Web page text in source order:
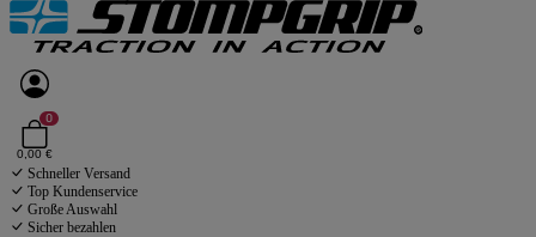
0
0,00 €
Schneller Versand
Top Kundenservice
Große Auswahl
Sicher bezahlen